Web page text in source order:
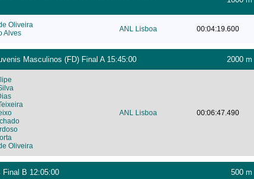
Oliveira
Alves
ANL Lisboa 00:04:19.600
Masculinos (FD) Final A 15:45:00 2000 m
Oliveira
ANL Lisboa 00:06:47.490
Final B 12:05:00 500 m